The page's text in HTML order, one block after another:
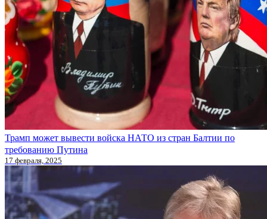
Трамп может вывести войска НАТО из стран Балтии по
требованию Путина
17 февраля, 2025